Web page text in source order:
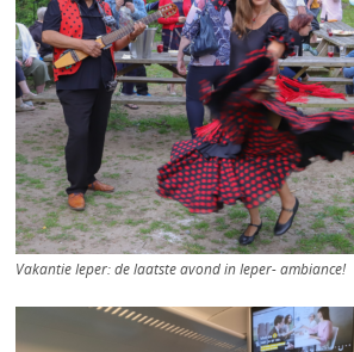
Vakantie Ieper: de laatste avond in Ieper- ambiance!